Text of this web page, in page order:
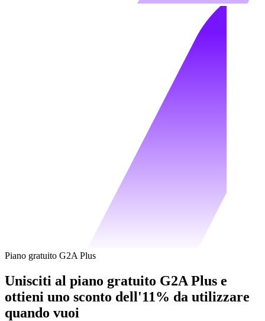
Piano gratuito G2A Plus
Unisciti al piano gratuito G2A Plus e
ottieni uno sconto dell'11% da utilizzare
quando vuoi